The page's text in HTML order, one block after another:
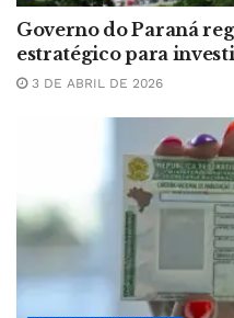
Governo do Paraná
estratégico para
3 DE ABRIL DE 2026